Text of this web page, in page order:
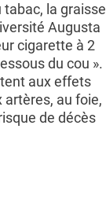
tabac, la graisse
Augusta
cigarette à 2
du cou ».
aux effets
au foie,
de décès